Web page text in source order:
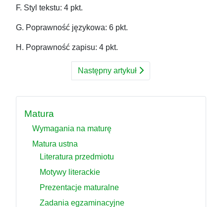
F. Styl tekstu: 4 pkt.
G. Poprawność językowa: 6 pkt.
H. Poprawność zapisu: 4 pkt.
Następny artykuł
Matura
Wymagania na maturę
Matura ustna
Literatura przedmiotu
Motywy literackie
Prezentacje maturalne
Zadania egzaminacyjne